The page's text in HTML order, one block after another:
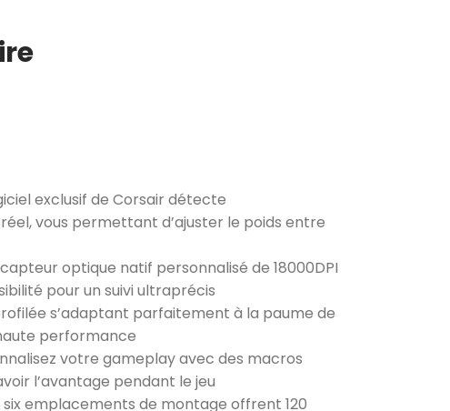
exclusif de Corsair détecte
vous permettant d’ajuster le poids entre
optique natif personnalisé de 18000DPI
pour un suivi ultraprécis
s’adaptant parfaitement à la paume de
performance
votre gameplay avec des macros
l’avantage pendant le jeu
six emplacements de montage offrent 120